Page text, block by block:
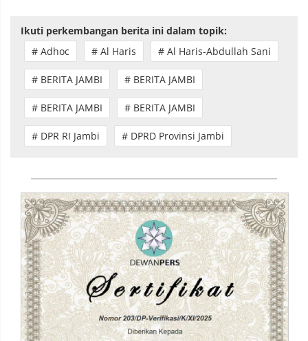
Ikuti perkembangan berita ini dalam topik:
# Adhoc
# Al Haris # Al Haris-Abdullah Sani
# BERITA JAMBI # BERITA JAMBI
# BERITA JAMBI # BERITA JAMBI
# DPR RI Jambi # DPRD Provinsi Jambi